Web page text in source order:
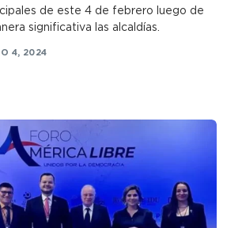
de este 4 de febrero luego de
significativa las alcaldías.
4, 2024